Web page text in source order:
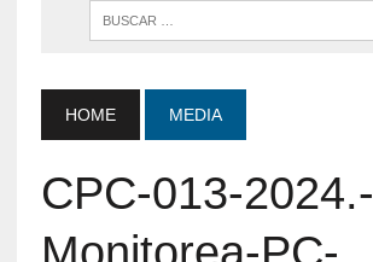
HOME MEDIA
CPC-013-2024.-